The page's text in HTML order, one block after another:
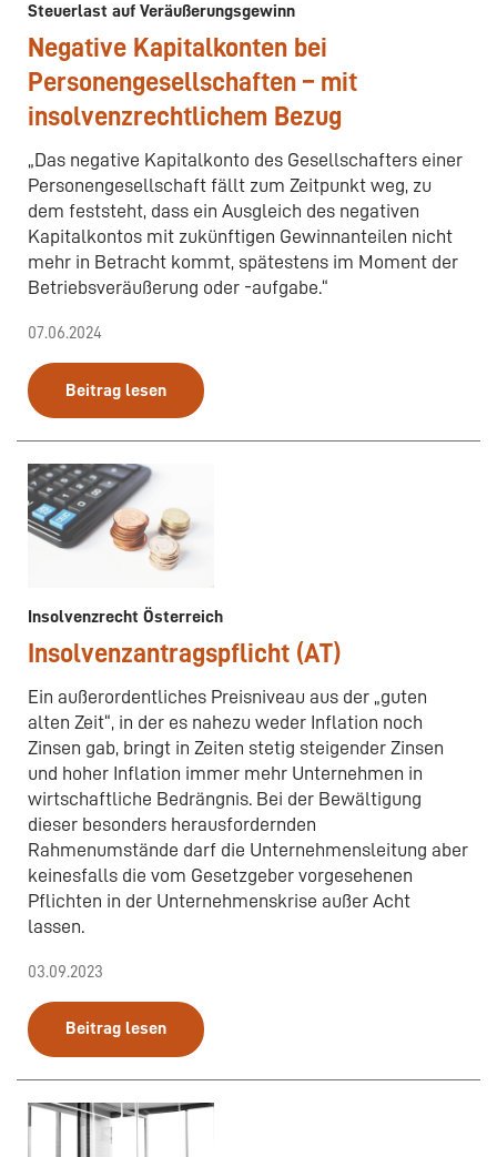
Steuerlast auf Veräußerungsgewinn
Negative Kapitalkonten bei
Personengesellschaften – mit
insolvenzrechtlichem Bezug
„Das negative Kapitalkonto des Gesellschafters einer
Personengesellschaft fällt zum Zeitpunkt weg, zu
dem feststeht, dass ein Ausgleich des negativen
Kapitalkontos mit zukünftigen Gewinnanteilen nicht
mehr in Betracht kommt, spätestens im Moment der
Betriebsveräußerung oder -aufgabe.“
07.06.2024
Beitrag lesen
Insolvenzrecht Österreich
Insolvenzantragspflicht (AT)
Ein außerordentliches Preisniveau aus der „guten
alten Zeit“, in der es nahezu weder Inflation noch
Zinsen gab, bringt in Zeiten stetig steigender Zinsen
und hoher Inflation immer mehr Unternehmen in
wirtschaftliche Bedrängnis. Bei der Bewältigung
dieser besonders herausfordernden
Rahmenumstände darf die Unternehmensleitung aber
keinesfalls die vom Gesetzgeber vorgesehenen
Pflichten in der Unternehmenskrise außer Acht
lassen.
03.09.2023
Beitrag lesen